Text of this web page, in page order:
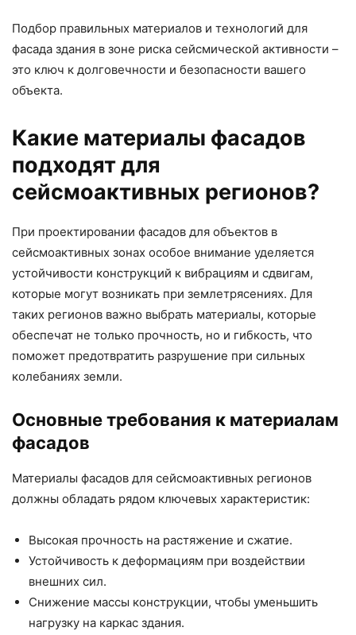
Подбор правильных материалов и технологий для
фасада здания в зоне риска сейсмической активности –
это ключ к долговечности и безопасности вашего
объекта.
Какие материалы фасадов
подходят для
сейсмоактивных регионов?
При проектировании фасадов для объектов в
сейсмоактивных зонах особое внимание уделяется
устойчивости конструкций к вибрациям и сдвигам,
которые могут возникать при землетрясениях. Для
таких регионов важно выбрать материалы, которые
обеспечат не только прочность, но и гибкость, что
поможет предотвратить разрушение при сильных
колебаниях земли.
Основные требования к материалам
фасадов
Материалы фасадов для сейсмоактивных регионов
должны обладать рядом ключевых характеристик:
Высокая прочность на растяжение и сжатие.
Устойчивость к деформациям при воздействии
внешних сил.
Снижение массы конструкции, чтобы уменьшить
нагрузку на каркас здания.